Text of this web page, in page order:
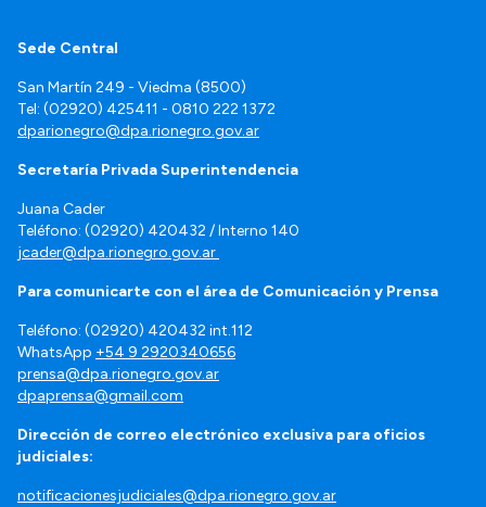
Sede Central
San Martín 249 - Viedma (8500)
Tel: (02920) 425411 - 0810 222 1372
dparionegro@dpa.rionegro.gov.ar
Secretaría Privada Superintendencia
Juana Cader
Teléfono: (02920) 420432 / Interno 140
jcader@dpa.rionegro.gov.ar
Para comunicarte con el área de Comunicación y Prensa
Teléfono: (02920) 420432 int.112
WhatsApp +54 9 2920340656
prensa@dpa.rionegro.gov.ar
dpaprensa@gmail.com
Dirección de correo electrónico exclusiva para oficios
judiciales:
notificacionesjudiciales@dpa.rionegro.gov.ar